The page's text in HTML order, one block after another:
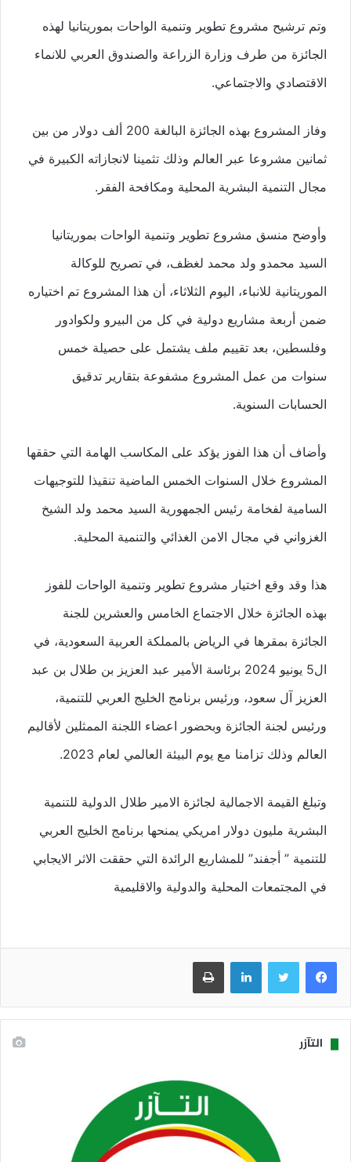
وتم ترشيح مشروع تطوير وتنمية الواحات بموريتانيا لهذه
الجائزة من طرف وزارة الزراعة والصندوق العربي للانماء
الاقتصادي والاجتماعي.
وفاز المشروع بهذه الجائزة البالغة 200 ألف دولار من بين
ثمانين مشروعا عبر العالم وذلك تثمينا لانجازاته الكبيرة في
مجال التنمية البشرية المحلية ومكافحة الفقر.
وأوضح منسق مشروع تطوير وتنمية الواحات بموريتانيا
السيد محمدو ولد محمد لغظف، في تصريح للوكالة
الموريتانية للانباء، اليوم الثلاثاء، أن هذا المشروع تم اختياره
ضمن أربعة مشاريع دولية في كل من البيرو ولكوادور
وفلسطين، بعد تقييم ملف يشتمل على حصيلة خمس
سنوات من عمل المشروع مشفوعة بتقارير تدقيق
الحسابات السنوية.
وأضاف أن هذا الفوز يؤكد على المكاسب الهامة التي حققها
المشروع خلال السنوات الخمس الماضية تنقيذا للتوجيهات
السامية لفخامة رئيس الجمهورية السيد محمد ولد الشيخ
الغزواني في مجال الامن الغذائي والتنمية المحلية.
هذا وقد وقع اختيار مشروع تطوير وتنمية الواحات للفوز
بهذه الجائزة خلال الاجتماع الخامس والعشرين للجنة
الجائزة بمقرها في الرياض بالمملكة العربية السعودية، في
ال5 يونيو 2024 برئاسة الأمير عبد العزيز بن طلال بن عبد
العزيز آل سعود، ورئيس برنامج الخليج العربي للتنمية،
ورئيس لجنة الجائزة وبحضور اعضاء اللجنة الممثلين لأقاليم
العالم وذلك تزامنا مع يوم البيئة العالمي لعام 2023.
وتبلغ القيمة الاجمالية لجائزة الامير طلال الدولية للتنمية
البشرية مليون دولار امريكي يمنحها برنامج الخليج العربي
للتنمية ” أجفند” للمشاريع الرائدة التي حققت الاثر الايجابي
في المجتمعات المحلية والدولية والاقليمية
فيسبوك تويتر لينكدإن طباعة
التآزر